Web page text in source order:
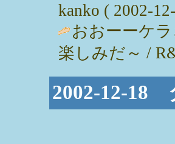
kanko ( 2002-
おおーーケ
楽しみだ～ /
2002-12-18